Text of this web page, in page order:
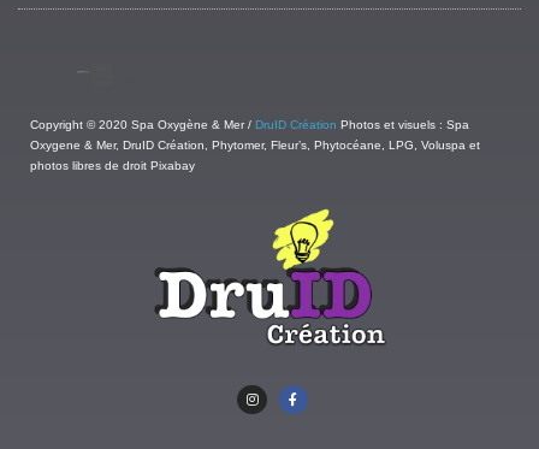
Copyright © 2020 Spa Oxygène & Mer / DruID Création Photos et visuels : Spa
Oxygene & Mer, DruID Création, Phytomer, Fleur’s, Phytocéane, LPG, Voluspa et
photos libres de droit Pixabay